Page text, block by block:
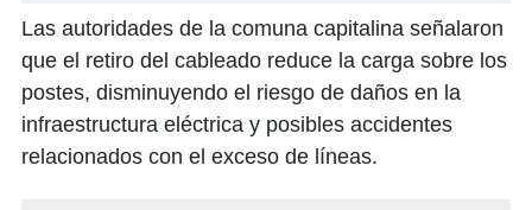
Las autoridades de la comuna capitalina señalaron
que el retiro del cableado reduce la carga sobre los
postes, disminuyendo el riesgo de daños en la
infraestructura eléctrica y posibles accidentes
relacionados con el exceso de líneas.